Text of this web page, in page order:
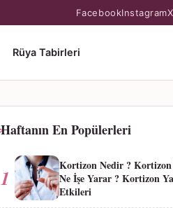
FacebookInstagramX
Rüya Tabirleri
Haftanın En Popülerleri
1
Kortizon Nedir ? Kortizon
Ne İşe Yarar ? Kortizon
Etkileri